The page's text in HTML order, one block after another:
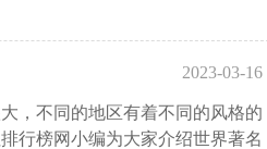
2023-03-16
16:24:40
，不同的地区有着不同的风格的
行榜网小编为大家介绍世界著名